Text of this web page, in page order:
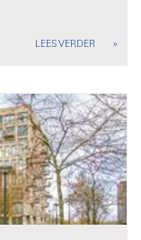
LEES VERDER